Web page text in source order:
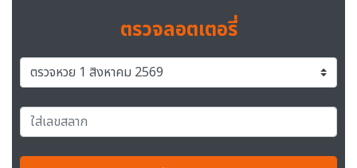
ตรวจลอตเตอรี่